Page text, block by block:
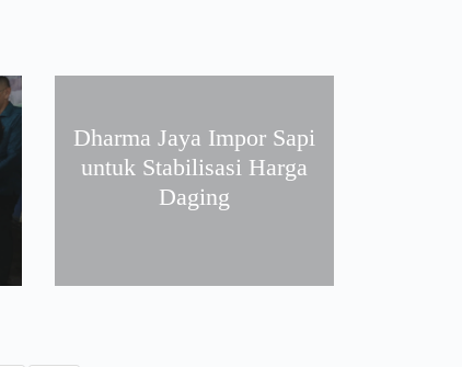
Dharma Jaya Impor Sapi
untuk Stabilisasi Harga
Daging